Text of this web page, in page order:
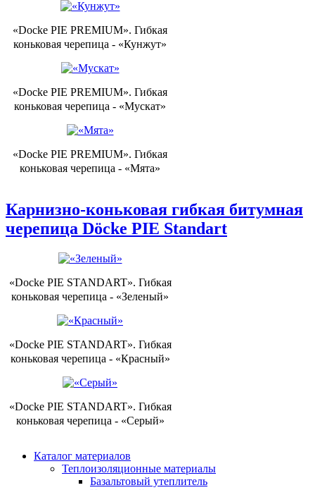
«Docke PIE PREMIUM». Гибкая
коньковая черепица - «Кунжут»
«Docke PIE PREMIUM». Гибкая
коньковая черепица - «Мускат»
«Docke PIE PREMIUM». Гибкая
коньковая черепица - «Мята»
Карнизно-коньковая гибкая битумная
черепица Döcke PIE Standart
«Docke PIE STANDART». Гибкая
коньковая черепица - «Зеленый»
«Docke PIE STANDART». Гибкая
коньковая черепица - «Красный»
«Docke PIE STANDART». Гибкая
коньковая черепица - «Серый»
Каталог материалов
Теплоизоляционные материалы
Базальтовый утеплитель